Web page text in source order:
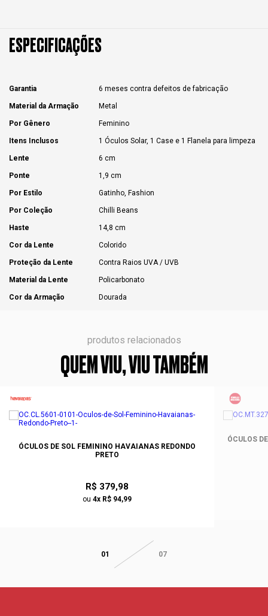
ESPECIFICAÇÕES
Garantia 6 meses contra defeitos de fabricação
Material da Armação Metal
Por Gênero Feminino
Itens Inclusos 1 Óculos Solar, 1 Case e 1 Flanela para limpeza
Lente 6 cm
Ponte 1,9 cm
Por Estilo Gatinho, Fashion
Por Coleção Chilli Beans
Haste 14,8 cm
Cor da Lente Colorido
Proteção da Lente Contra Raios UVA / UVB
Material da Lente Policarbonato
Cor da Armação Dourada
produtos relacionados
QUEM VIU, VIU TAMBÉM
ÓCULOS DE SOL FEMININO HAVAIANAS REDONDO
PRETO
R$ 379,98
ou 4x R$ 94,99
ÓCULOS
01 07